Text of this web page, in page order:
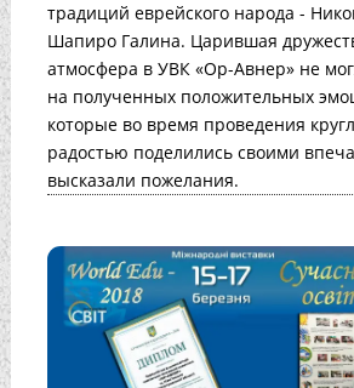
традиций еврейского народа -
Шапиро Галина. Царившая
атмосфера в УВК «Ор-Авнер» не
на полученных положительных
которые во время проведения
радостью поделились своими
высказали пожелания.